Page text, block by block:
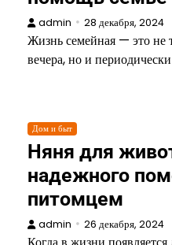
admin 28 декабря, 2024
Жизнь семейная — это не
вечера, но и
Дом и быт
Няня для
надежного
питомцем
admin 26 декабря, 2024